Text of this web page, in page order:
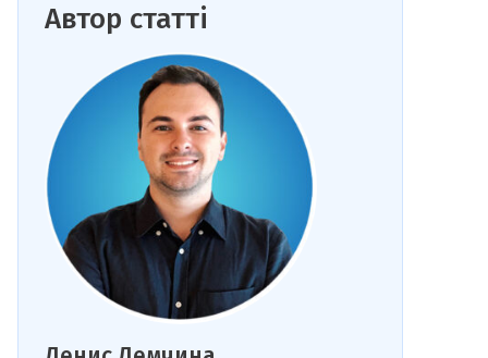
Автор статті